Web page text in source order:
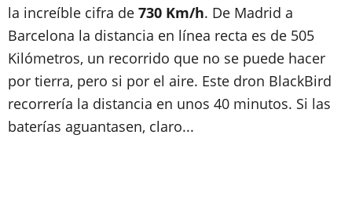
la increíble cifra de 730 Km/h. De Madrid a
Barcelona la distancia en línea recta es de 505
Kilómetros, un recorrido que no se puede hacer
por tierra, pero si por el aire. Este dron BlackBird
recorrería la distancia en unos 40 minutos. Si las
baterías aguantasen, claro...